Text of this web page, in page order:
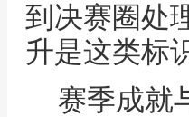
到决赛圈处
升是这类标
赛季成就